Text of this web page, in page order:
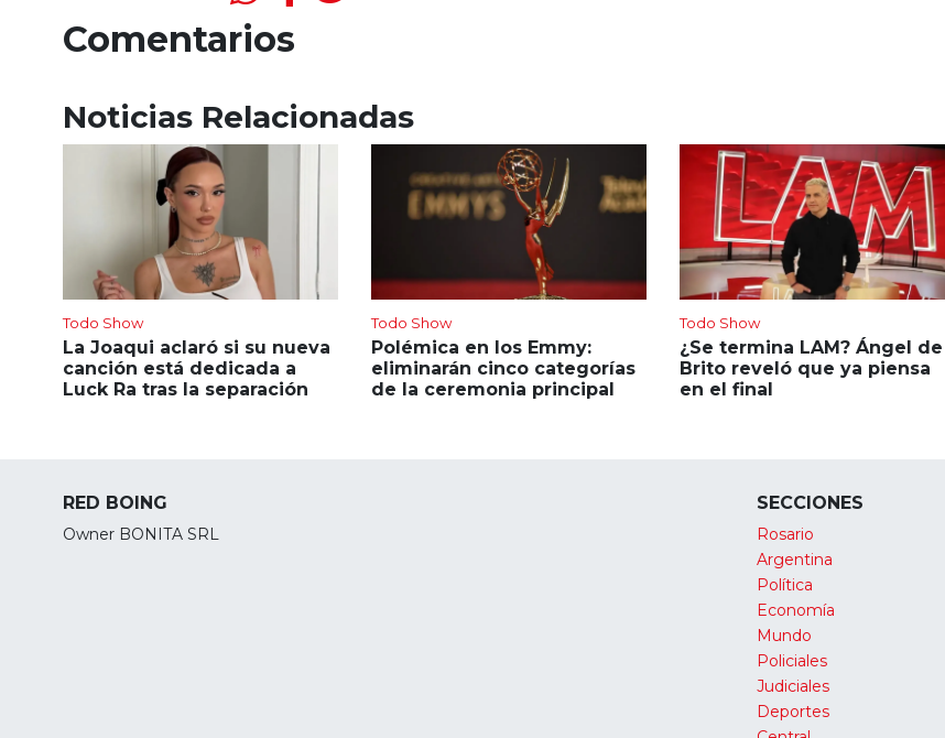
Comentarios
Noticias Relacionadas
Todo Show
La Joaqui aclaró si su nueva
canción está dedicada a
Luck Ra tras la separación
Todo Show
Polémica en los Emmy:
eliminarán cinco categorías
de la ceremonia principal
Todo Show
¿Se termina LAM? Ángel de
Brito reveló que ya piensa
en el final
RED BOING
Owner BONITA SRL
SECCIONES
Rosario
Argentina
Política
Economía
Mundo
Policiales
Judiciales
Deportes